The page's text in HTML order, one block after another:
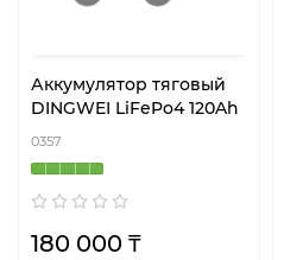
Аккумулятор тяговый
DINGWEI LiFePo4 120Ah
0357
180 000 ₸